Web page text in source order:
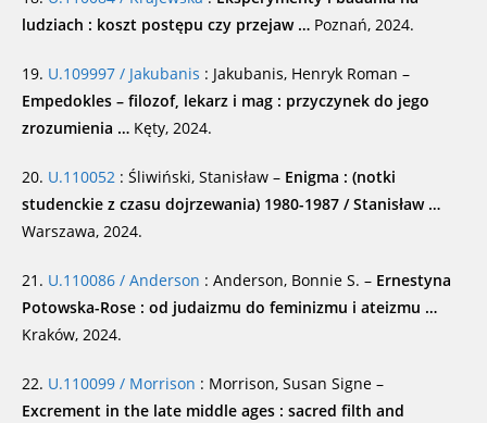
ludziach : koszt postępu czy przejaw … Poznań, 2024.
19. U.109997 / Jakubanis : Jakubanis, Henryk Roman –
Empedokles – filozof, lekarz i mag : przyczynek do jego
zrozumienia … Kęty, 2024.
20. U.110052 : Śliwiński, Stanisław – Enigma : (notki
studenckie z czasu dojrzewania) 1980-1987 / Stanisław …
Warszawa, 2024.
21. U.110086 / Anderson : Anderson, Bonnie S. – Ernestyna
Potowska-Rose : od judaizmu do feminizmu i ateizmu …
Kraków, 2024.
22. U.110099 / Morrison : Morrison, Susan Signe –
Excrement in the late middle ages : sacred filth and